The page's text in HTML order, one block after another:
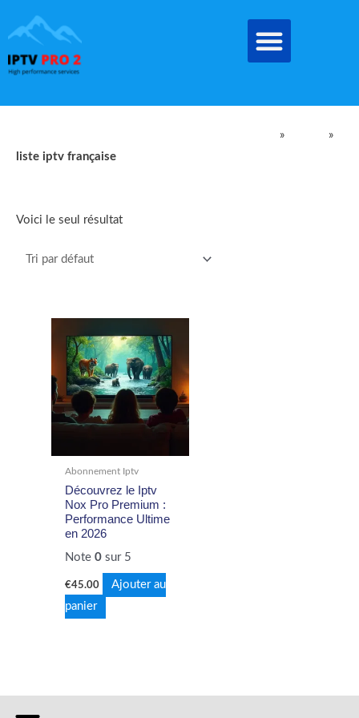
au
contenu
»
»
liste iptv française
Voici le seul résultat
Abonnement Iptv
Découvrez le Iptv
Nox Pro Premium :
Performance Ultime
en 2026
Note0 sur 5
€45.00
Ajouter au
panier